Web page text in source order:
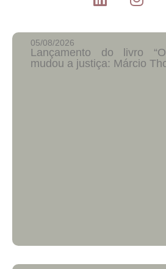
05/08/2026
Lançamento do livro
mudou a justiça: Márcio